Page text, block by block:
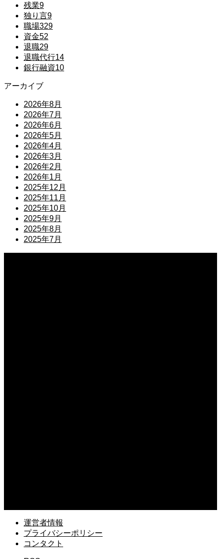
残業9
独り言9
職場329
資金52
退職29
退職代行14
銀行融資10
アーカイブ
2026年8月
2026年7月
2026年6月
2026年5月
2026年4月
2026年3月
2026年2月
2026年1月
2025年12月
2025年11月
2025年10月
2025年9月
2025年8月
2025年7月
運営者情報
プライバシーポリシー
コンタクト